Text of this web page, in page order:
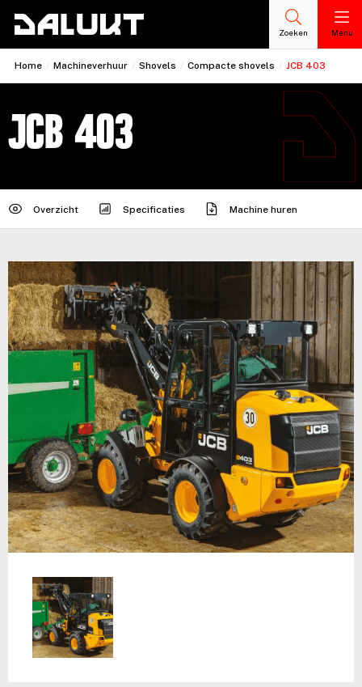
Zoeken Menu
Home / Machineverhuur / Shovels / Compacte shovels / JCB 403
JCB 403
Overzicht Specificaties Machine huren